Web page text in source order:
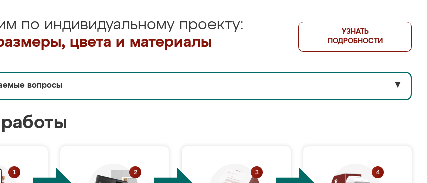
по индивидуальному проекту:
цвета и материалы
УЗНАТЬ
ПОДРОБНОСТИ
вопросы ▼